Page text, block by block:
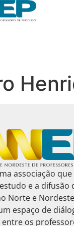
associação que
e a difusão
Norte e
espaço de
os